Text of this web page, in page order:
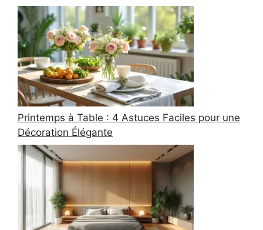
Printemps à Table : 4 Astuces Faciles pour une
Décoration Élégante